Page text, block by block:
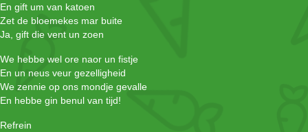
En gift um van katoen
Zet de bloemekes mar buite
Ja, gift die vent un zoen
We hebbe wel ore naor un fistje
En un neus veur gezelligheid
We zennie op ons mondje gevalle
En hebbe gin benul van tijd!
Refrein